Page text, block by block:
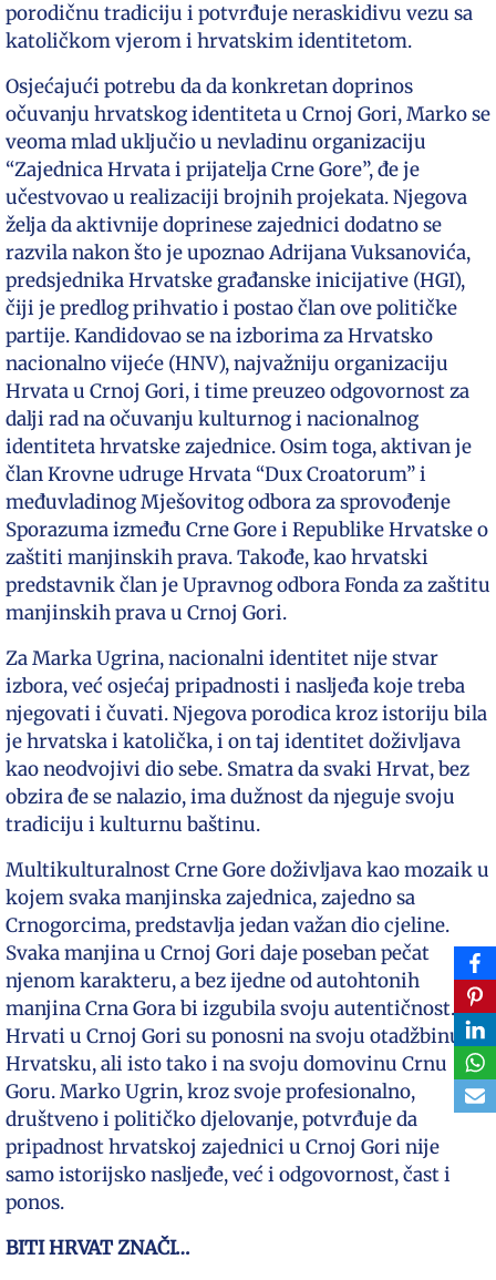
porodičnu tradiciju i potvrđuje neraskidivu vezu sa
katoličkom vjerom i hrvatskim identitetom.
Osjećajući potrebu da da konkretan doprinos
očuvanju hrvatskog identiteta u Crnoj Gori, Marko se
veoma mlad uključio u nevladinu organizaciju
“Zajednica Hrvata i prijatelja Crne Gore”, đe je
učestvovao u realizaciji brojnih projekata. Njegova
želja da aktivnije doprinese zajednici dodatno se
razvila nakon što je upoznao Adrijana Vuksanovića,
predsjednika Hrvatske građanske inicijative (HGI),
čiji je predlog prihvatio i postao član ove političke
partije. Kandidovao se na izborima za Hrvatsko
nacionalno vijeće (HNV), najvažniju organizaciju
Hrvata u Crnoj Gori, i time preuzeo odgovornost za
dalji rad na očuvanju kulturnog i nacionalnog
identiteta hrvatske zajednice. Osim toga, aktivan je
član Krovne udruge Hrvata “Dux Croatorum” i
međuvladinog Mješovitog odbora za sprovođenje
Sporazuma između Crne Gore i Republike Hrvatske o
zaštiti manjinskih prava. Takođe, kao hrvatski
predstavnik član je Upravnog odbora Fonda za zaštitu
manjinskih prava u Crnoj Gori.
Za Marka Ugrina, nacionalni identitet nije stvar
izbora, već osjećaj pripadnosti i nasljeđa koje treba
njegovati i čuvati. Njegova porodica kroz istoriju bila
je hrvatska i katolička, i on taj identitet doživljava
kao neodvojivi dio sebe. Smatra da svaki Hrvat, bez
obzira đe se nalazio, ima dužnost da njeguje svoju
tradiciju i kulturnu baštinu.
Multikulturalnost Crne Gore doživljava kao mozaik u
kojem svaka manjinska zajednica, zajedno sa
Crnogorcima, predstavlja jedan važan dio cjeline.
Svaka manjina u Crnoj Gori daje poseban pečat
njenom karakteru, a bez ijedne od autohtonih
manjina Crna Gora bi izgubila svoju autentičnost.
Hrvati u Crnoj Gori su ponosni na svoju otadžbinu
Hrvatsku, ali isto tako i na svoju domovinu Crnu
Goru. Marko Ugrin, kroz svoje profesionalno,
društveno i političko djelovanje, potvrđuje da
pripadnost hrvatskoj zajednici u Crnoj Gori nije
samo istorijsko nasljeđe, već i odgovornost, čast i
ponos.
BITI HRVAT ZNAČI…